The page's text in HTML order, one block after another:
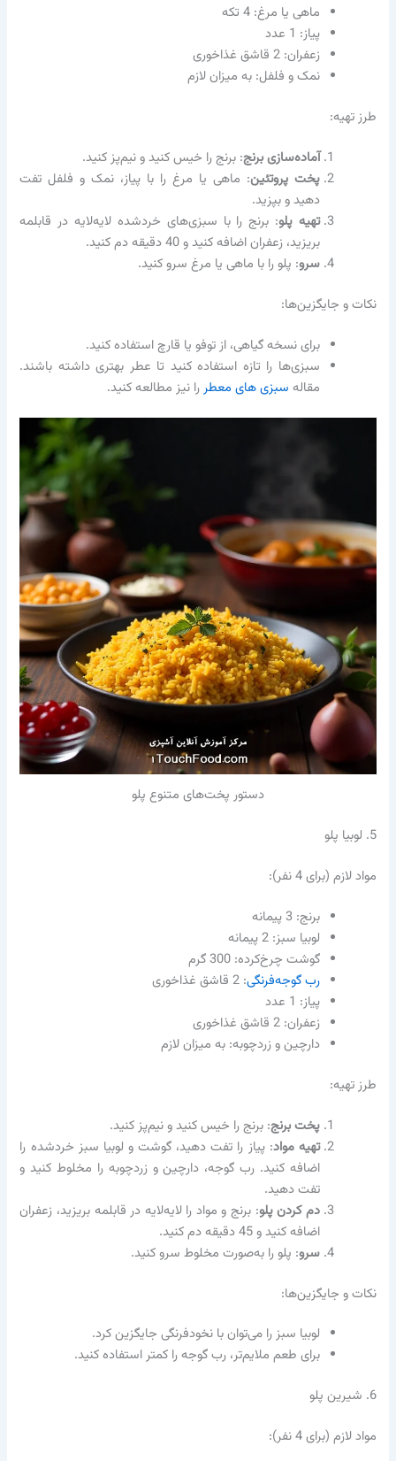
ماهی یا مرغ: 4 تکه
پیاز: 1 عدد
زعفران: 2 قاشق غذاخوری
نمک و فلفل: به میزان لازم
طرز تهیه:
آماده‌سازی برنج: برنج را خیس کنید و نیم‌پز کنید.
پخت پروتئین: ماهی یا مرغ را با پیاز، نمک و فلفل تفت
دهید و بپزید.
تهیه پلو: برنج را با سبزی‌های خردشده لایه‌لایه در قابلمه
بریزید، زعفران اضافه کنید و 40 دقیقه دم کنید.
سرو: پلو را با ماهی یا مرغ سرو کنید.
نکات و جایگزین‌ها:
برای نسخه گیاهی، از توفو یا قارچ استفاده کنید.
سبزی‌ها را تازه استفاده کنید تا عطر بهتری داشته باشند.
مقاله سبزی های معطر را نیز مطالعه کنید.
دستور پخت‌های متنوع پلو
5. لوبیا پلو
مواد لازم (برای 4 نفر):
برنج: 3 پیمانه
لوبیا سبز: 2 پیمانه
گوشت چرخ‌کرده: 300 گرم
رب گوجه‌فرنگی: 2 قاشق غذاخوری
پیاز: 1 عدد
زعفران: 2 قاشق غذاخوری
دارچین و زردچوبه: به میزان لازم
طرز تهیه:
پخت برنج: برنج را خیس کنید و نیم‌پز کنید.
تهیه مواد: پیاز را تفت دهید، گوشت و لوبیا سبز خردشده را
اضافه کنید. رب گوجه، دارچین و زردچوبه را مخلوط کنید و
تفت دهید.
دم کردن پلو: برنج و مواد را لایه‌لایه در قابلمه بریزید، زعفران
اضافه کنید و 45 دقیقه دم کنید.
سرو: پلو را به‌صورت مخلوط سرو کنید.
نکات و جایگزین‌ها:
لوبیا سبز را می‌توان با نخودفرنگی جایگزین کرد.
برای طعم ملایم‌تر، رب گوجه را کمتر استفاده کنید.
6. شیرین پلو
مواد لازم (برای 4 نفر):